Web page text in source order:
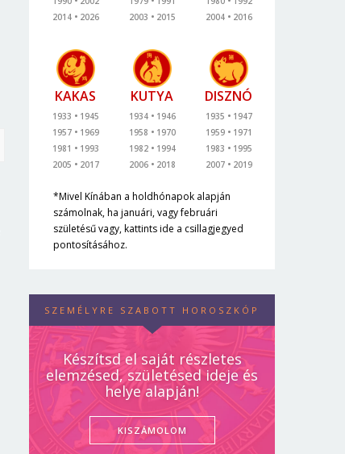
2014
2026
2003
2015
2004
2016
KAKAS
1933
1945
1957
1969
1981
1993
2005
2017
KUTYA
1934
1946
1958
1970
1982
1994
2006
2018
DISZNÓ
1935
1947
1959
1971
1983
1995
2007
2019
*Mivel Kínában a holdhónapok alapján
számolnak, ha januári, vagy februári
születésű vagy, kattints ide a csillagjegyed
pontosításához.
SZEMÉLYRE SZABOTT HOROSZKÓP
Készítsd el saját részletes
elemzésed, születésed ideje és
helye alapján!
KISZÁMOLOM